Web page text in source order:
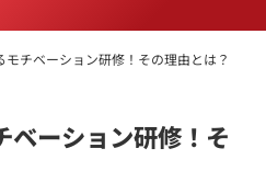
モチベーション研修！その理由とは？
ベーション研修！そ